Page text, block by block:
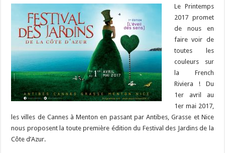
Le Printemps
2017 promet
de nous en
faire voir de
toutes les
couleurs sur
la French
Riviera ! Du
1er avril au
1er mai 2017,
les villes de Cannes à Menton en passant par Antibes, Grasse et Nice
nous proposent la toute première édition du Festival des Jardins de la
Côte d’Azur.